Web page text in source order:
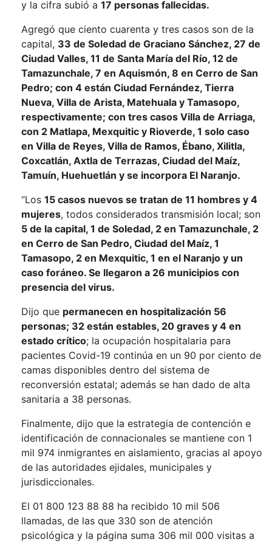
y la cifra subió a 17 personas fallecidas.
Agregó que ciento cuarenta y tres casos son de la
capital, 33 de Soledad de Graciano Sánchez, 27 de
Ciudad Valles, 11 de Santa María del Río, 12 de
Tamazunchale, 7 en Aquismón, 8 en Cerro de San
Pedro; con 4 están Ciudad Fernández, Tierra
Nueva, Villa de Arista, Matehuala y Tamasopo,
respectivamente; con tres casos Villa de Arriaga,
con 2 Matlapa, Mexquitic y Rioverde, 1 solo caso
en Villa de Reyes, Villa de Ramos, Ébano, Xilitla,
Coxcatlán, Axtla de Terrazas, Ciudad del Maíz,
Tamuín, Huehuetlán y se incorpora El Naranjo.
“Los 15 casos nuevos se tratan de 11 hombres y 4
mujeres, todos considerados transmisión local; son
5 de la capital, 1 de Soledad, 2 en Tamazunchale, 2
en Cerro de San Pedro, Ciudad del Maíz, 1
Tamasopo, 2 en Mexquitic, 1 en el Naranjo y un
caso foráneo. Se llegaron a 26 municipios con
presencia del virus.
Dijo que permanecen en hospitalización 56
personas; 32 están estables, 20 graves y 4 en
estado crítico; la ocupación hospitalaria para
pacientes Covid-19 continúa en un 90 por ciento de
camas disponibles dentro del sistema de
reconversión estatal; además se han dado de alta
sanitaria a 38 personas.
Finalmente, dijo que la estrategia de contención e
identificación de connacionales se mantiene con 1
mil 974 inmigrantes en aislamiento, gracias al apoyo
de las autoridades ejidales, municipales y
jurisdiccionales.
El 01 800 123 88 88 ha recibido 10 mil 506
llamadas, de las que 330 son de atención
psicológica y la página suma 306 mil 000 visitas a